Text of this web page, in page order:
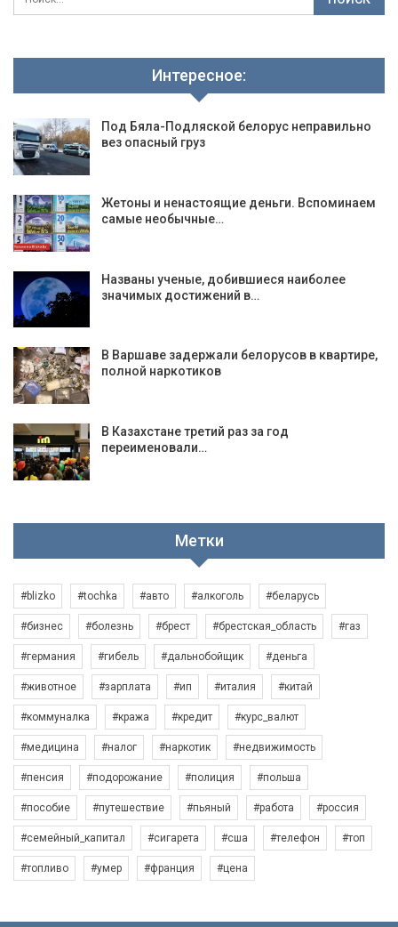
Интересное:
Под Бяла-Подляской белорус неправильно
вез опасный груз
Жетоны и ненастоящие деньги. Вспоминаем
самые необычные…
Названы ученые, добившиеся наиболее
значимых достижений в…
В Варшаве задержали белорусов в квартире,
полной наркотиков
В Казахстане третий раз за год
переименовали…
Метки
#blizko #tochka #авто #алкоголь #беларусь
#бизнес #болезнь #брест #брестская_область #газ
#германия #гибель #дальнобойщик #деньга
#животное #зарплата #ип #италия #китай
#коммуналка #кража #кредит #курс_валют
#медицина #налог #наркотик #недвижимость
#пенсия #подорожание #полиция #польша
#пособие #путешествие #пьяный #работа #россия
#семейный_капитал #сигарета #сша #телефон #топ
#топливо #умер #франция #цена